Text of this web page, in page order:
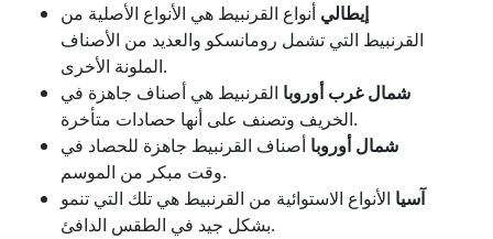
إيطالي أنواع القرنبيط هي الأنواع الأصلية من
القرنبيط التي تشمل رومانسكو والعديد من الأصناف
الملونة الأخرى.
شمال غرب أوروبا القرنبيط هي أصناف جاهزة في
الخريف وتصنف على أنها حصادات متأخرة.
شمال أوروبا أصناف القرنبيط جاهزة للحصاد في
وقت مبكر من الموسم.
آسيا الأنواع الاستوائية من القرنبيط هي تلك التي تنمو
بشكل جيد في الطقس الدافئ.